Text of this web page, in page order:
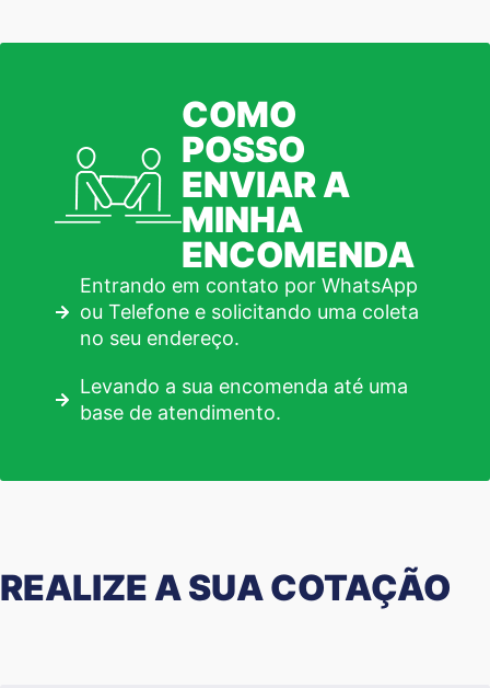
COMO
POSSO
ENVIAR A
MINHA
ENCOMENDA
Entrando em contato por WhatsApp
ou Telefone e solicitando uma coleta
no seu endereço.
Levando a sua encomenda até uma
base de atendimento.
REALIZE A SUA COTAÇÃO